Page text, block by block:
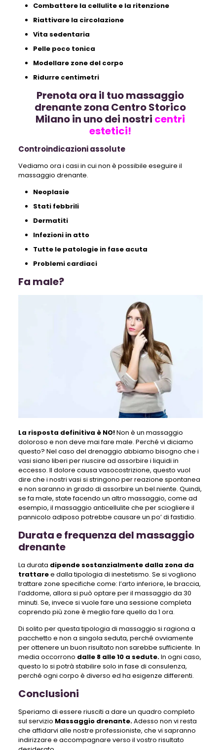
Combattere la cellulite e la ritenzione
Riattivare la circolazione
Vita sedentaria
Pelle poco tonica
Modellare zone del corpo
Ridurre centimetri
Prenota ora il tuo massaggio
drenante zona Centro Storico
Milano in uno dei nostri centri
estetici!
Controindicazioni assolute
Vediamo ora i casi in cui non è possibile eseguire il
massaggio drenante.
Neoplasie
Stati febbrili
Dermatiti
Infezioni in atto
Tutte le patologie in fase acuta
Problemi cardiaci
Fa male?
La risposta definitiva è NO!Non è un massaggio
doloroso e non deve mai fare male. Perché vi diciamo
questo? Nel caso del drenaggio abbiamo bisogno che i
vasi siano liberi per riuscire ad assorbire i liquidi in
eccesso. Il dolore causa vasocostrizione, questo vuol
dire che i nostri vasi si stringono per reazione spontanea
e non saranno in grado di assorbire un bel niente. Quindi,
se fa male, state facendo un altro massaggio, come ad
esempio, il massaggio anticellulite che per sciogliere il
pannicolo adiposo potrebbe causare un po’ di fastidio.
Durata e frequenza del massaggio
drenante
La durata dipende sostanzialmente dalla zona da
trattaree dalla tipologia di inestetismo. Se si vogliono
trattare zone specifiche come: l’arto inferiore, le braccia,
l’addome, allora si può optare per il massaggio da 30
minuti. Se, invece si vuole fare una sessione completa
coprendo più zone è meglio fare quello da 1 ora.
Di solito per questa tipologia di massaggio si ragiona a
pacchetto e non a singola seduta, perché ovviamente
per ottenere un buon risultato non sarebbe sufficiente. In
media occorrono dalle 8 alle 10 a sedute.In ogni caso,
questo lo si potrà stabilire solo in fase di consulenza,
perché ogni corpo è diverso ed ha esigenze differenti.
Conclusioni
Speriamo di essere riusciti a dare un quadro completo
sul servizio Massaggio drenante.Adesso non vi resta
che affidarvi alle nostre professioniste, che vi sapranno
indirizzare e accompagnare verso il vostro risultato